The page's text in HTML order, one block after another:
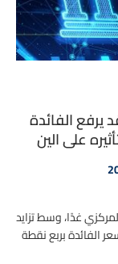
يرفع الفائدة
على الين
غدًا، وسط تزايد
الفائدة بربع نقطة